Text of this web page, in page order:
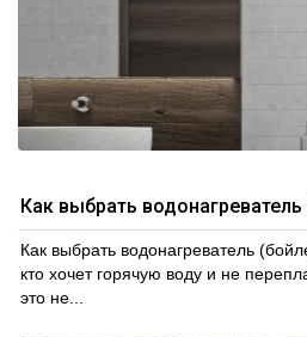
Как выбрать
Как выбрать водонагреватель
кто хочет горячую воду и не
это не...